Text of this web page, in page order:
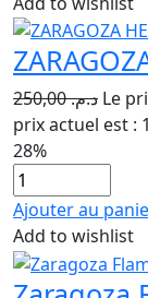
د.م.250,00
28%
Ajouter au
Add to wishlist